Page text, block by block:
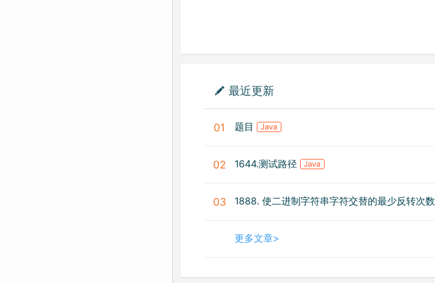
最近更新
01 题目 Java
02 1644.测试路径 Java
03 1888. 使二进制字符串字符交替的最少反转次数
更多文章>